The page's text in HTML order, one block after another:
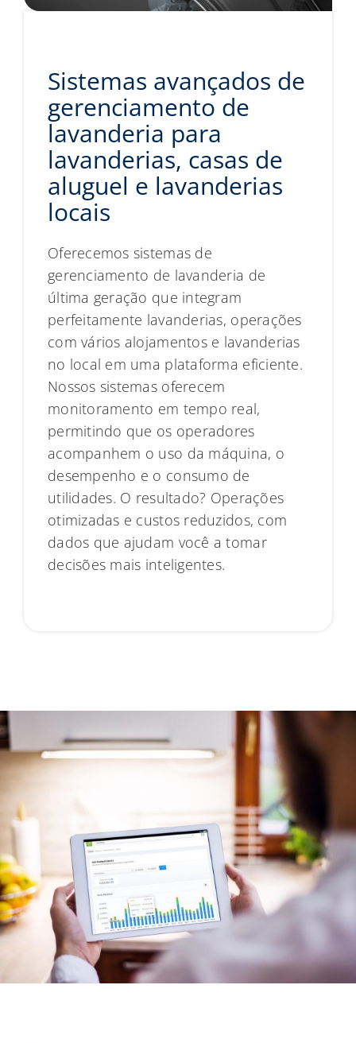
Sistemas avançados de
gerenciamento de
lavanderia para
lavanderias, casas de
aluguel e lavanderias
locais
Oferecemos sistemas de
gerenciamento de lavanderia de
última geração que integram
perfeitamente lavanderias, operações
com vários alojamentos e lavanderias
no local em uma plataforma eficiente.
Nossos sistemas oferecem
monitoramento em tempo real,
permitindo que os operadores
acompanhem o uso da máquina, o
desempenho e o consumo de
utilidades. O resultado? Operações
otimizadas e custos reduzidos, com
dados que ajudam você a tomar
decisões mais inteligentes.